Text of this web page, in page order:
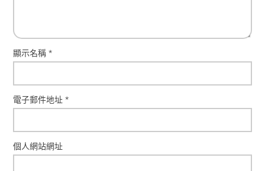
顯示名稱*
電子郵件地址*
個人網站網址